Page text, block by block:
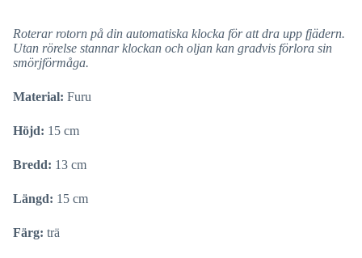
Roterar rotorn på din automatiska klocka för att dra upp fjädern.
Utan rörelse stannar klockan och oljan kan gradvis förlora sin
smörjförmåga.
Material: Furu
Höjd: 15 cm
Bredd: 13 cm
Längd: 15 cm
Färg: trä